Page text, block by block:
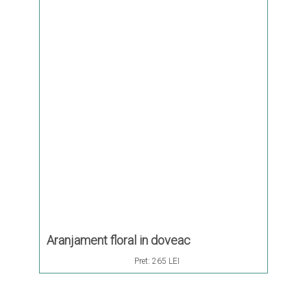
Aranjament floral in doveac
Pret: 265 LEI